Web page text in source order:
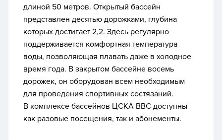
длиной 50 метров. Открытый бассейн
представлен десятью дорожками, глубина
которых достигает 2,2. Здесь регулярно
поддерживается комфортная температура
воды, позволяющая плавать даже в холодное
время года. В закрытом бассейне восемь
дорожек, он оборудован всем необходимым
для проведения спортивных состязаний.
В комплексе бассейнов ЦСКА ВВС доступны
как разовые посещения, так и абонементы.